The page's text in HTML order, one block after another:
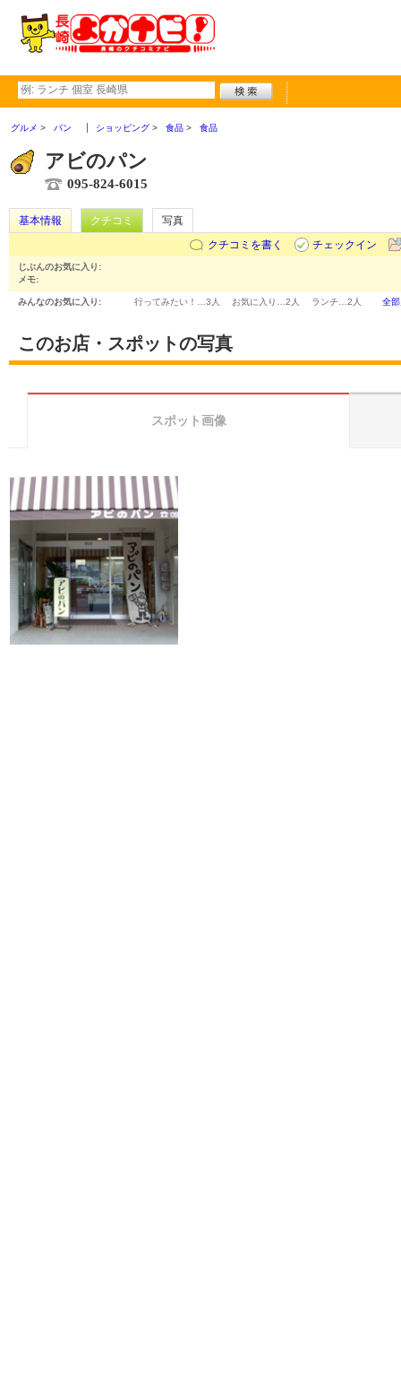
グルメ パン ショッピング 食品 食品
アビのパン
095-824-6015
基本情報 クチコミ
写真
クチコミを書く
チェックイン
じぶんのお気に入り:
メモ:
みんなのお気に入り: 行ってみたい！… 3人 お気に入り… 2人 ランチ… 2人 全
このお店・スポットの写真
スポット画像